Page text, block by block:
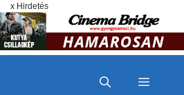
x Hirdetés
MENÜ